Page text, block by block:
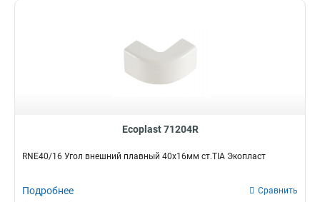
Ecoplast 71204R
RNE40/16 Угол внешний плавный 40х16мм ст.TIA Экопласт
Подробнее Сравнить